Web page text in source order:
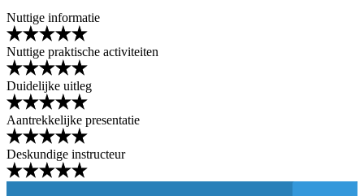
Nuttige informatie
Nuttige praktische activiteiten
Duidelijke uitleg
Aantrekkelijke presentatie
Deskundige instructeur